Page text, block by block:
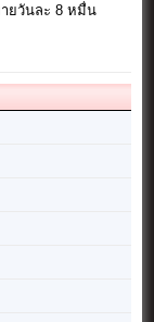
ายวันละ 8 หมื่น